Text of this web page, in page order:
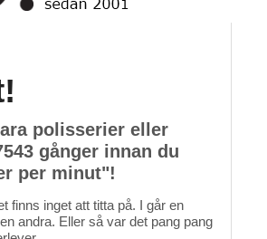
polisserier eller
gånger innan du
per minut"!
finns inget att titta på. I går en
andra. Eller så var det pang pang